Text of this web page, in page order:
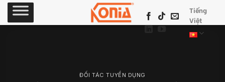
Skip
Tiếng
Việt
ĐỐI TÁC TUYỂN DỤNG